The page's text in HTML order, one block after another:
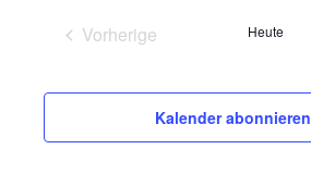
Vorherige
Heute
Kalender abonnieren